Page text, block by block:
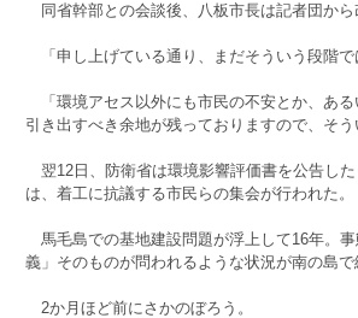
同省幹部との会談後、八板市長は記者団から
「申し上げている通り、まだそういう段階
「環境アセス以外にも市民の不安とか、あ
引き出すべき余地が残っておりますので、そ
翌12日、防衛省は環境影響評価書を公告し
は、着工に抗議する市民らの集会が行われた。
馬毛島での基地建設問題が浮上して16年。
義」そのものが問われるような状況が南の島
2か月ほど前にさかのぼろう。